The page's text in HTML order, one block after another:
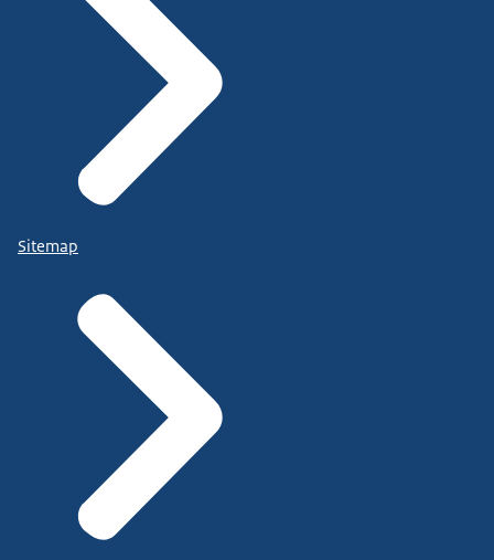
Sitemap